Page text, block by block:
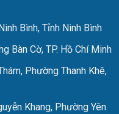
Bình, Tỉnh Ninh Bình
Bàn Cờ, TP. Hồ Chí Minh
Phường Thanh Khê,
Khang, Phường Yên